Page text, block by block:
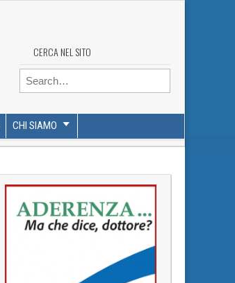
CERCA NEL SITO
Search for:
CHI SIAMO